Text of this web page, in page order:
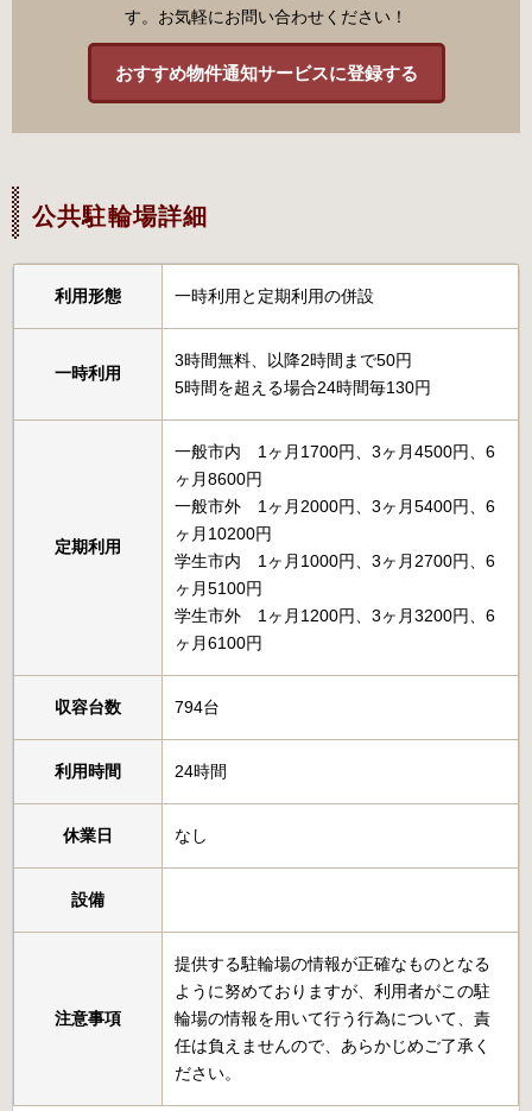
す。お気軽にお問い合わせください！
おすすめ物件通知サービスに登録する
公共駐輪場詳細
利用形態 一時利用と定期利用の併設
一時利用
3時間無料、以降2時間まで50円
5時間を超える場合24時間毎130円
定期利用
一般市内 1ヶ月1700円、3ヶ月4500円、6
ヶ月8600円
一般市外 1ヶ月2000円、3ヶ月5400円、6
ヶ月10200円
学生市内 1ヶ月1000円、3ヶ月2700円、6
ヶ月5100円
学生市外 1ヶ月1200円、3ヶ月3200円、6
ヶ月6100円
収容台数 794台
利用時間 24時間
休業日 なし
設備
注意事項
提供する駐輪場の情報が正確なものとなる
ように努めておりますが、利用者がこの駐
輪場の情報を用いて行う行為について、責
任は負えませんので、あらかじめご了承く
ださい。